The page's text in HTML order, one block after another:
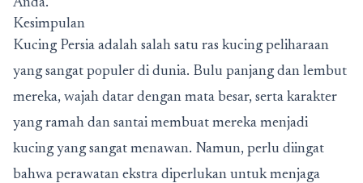
Anda.
Kesimpulan
Kucing Persia adalah salah satu ras kucing peliharaan
yang sangat populer di dunia. Bulu panjang dan lembut
mereka, wajah datar dengan mata besar, serta karakter
yang ramah dan santai membuat mereka menjadi
kucing yang sangat menawan. Namun, perlu diingat
bahwa perawatan ekstra diperlukan untuk menjaga